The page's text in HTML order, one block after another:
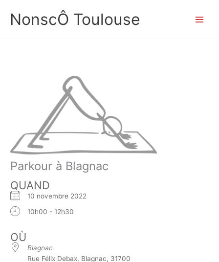
contenu
NonscÔ Toulouse
Parkour à Blagnac
QUAND
10 novembre 2022
10h00 - 12h30
OÙ
Blagnac
Rue Félix Debax, Blagnac, 31700